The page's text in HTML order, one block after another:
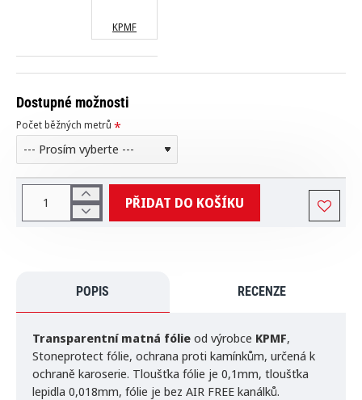
KPMF
Dostupné možnosti
Počet běžných metrů
PŘIDAT DO KOŠÍKU
POPIS RECENZE
Transparentní​ matná fólie od výrobce KPMF,
Stoneprotect fólie, ochrana proti kamínkům, určená k
ochraně karoserie. Tloušťka fólie je 0,1mm, tloušťka
lepidla 0,018mm, fólie je bez AIR FREE kanálků.